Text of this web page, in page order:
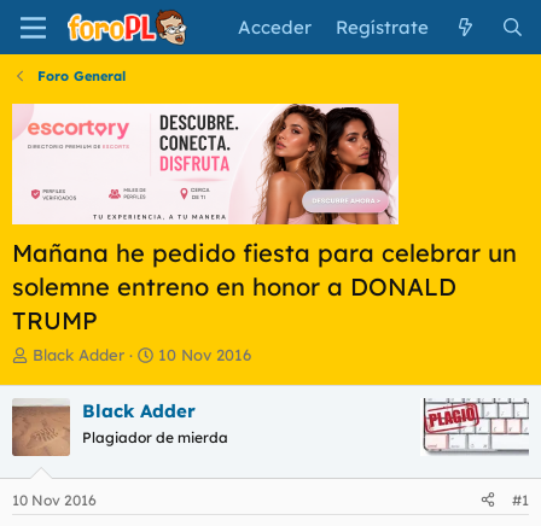
Acceder Regístrate
Foro General
Mañana he pedido fiesta para celebrar un
solemne entreno en honor a DONALD
TRUMP
I
i
c
i
a
d
o
Black Adder
F
h
a
e
10 Nov 2016
Black Adder
Plagiador de mierda
10 Nov 2016 #1